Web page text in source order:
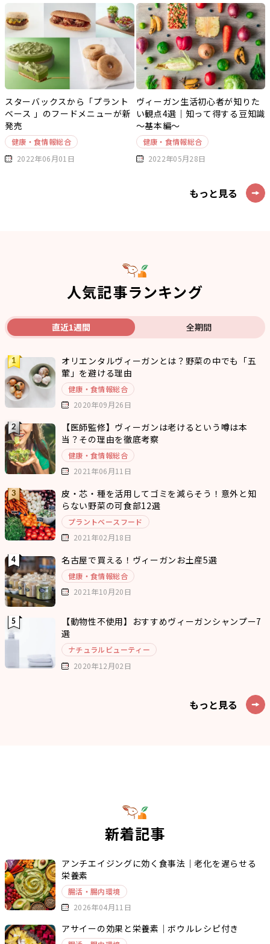
スターバックスから「プラント
ベース 」のフードメニューが新
発売
健康・食情報総合
2022年06月01日
ヴィーガン生活初心者が知りた
い観点4選｜知って得する豆知識
～基本編～
健康・食情報総合
2022年05月28日
もっと見る
人気記事ランキング
直近1週間 全期間
オリエンタルヴィーガンとは？野菜の中でも「五
葷」を避ける理由
健康・食情報総合
2020年09月26日
【医師監修】ヴィーガンは老けるという噂は本
当？その理由を徹底考察
健康・食情報総合
2021年06月11日
皮・芯・種を活用してゴミを減らそう！意外と知
らない野菜の可食部12選
プラントベースフード
2021年02月18日
名古屋で買える！ヴィーガンお土産5選
健康・食情報総合
2021年10月20日
【動物性不使用】おすすめヴィーガンシャンプー7
選
ナチュラルビューティー
2020年12月02日
もっと見る
新着記事
アンチエイジングに効く食事法｜老化を遅らせる
栄養素
腸活・腸内環境
2026年04月11日
アサイーの効果と栄養素｜ボウルレシピ付き